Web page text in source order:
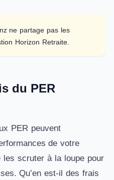
ne partage pas les
Horizon Retraite.
du PER
PER peuvent
de votre
scruter à la loupe pour
Qu’en est-il des frais